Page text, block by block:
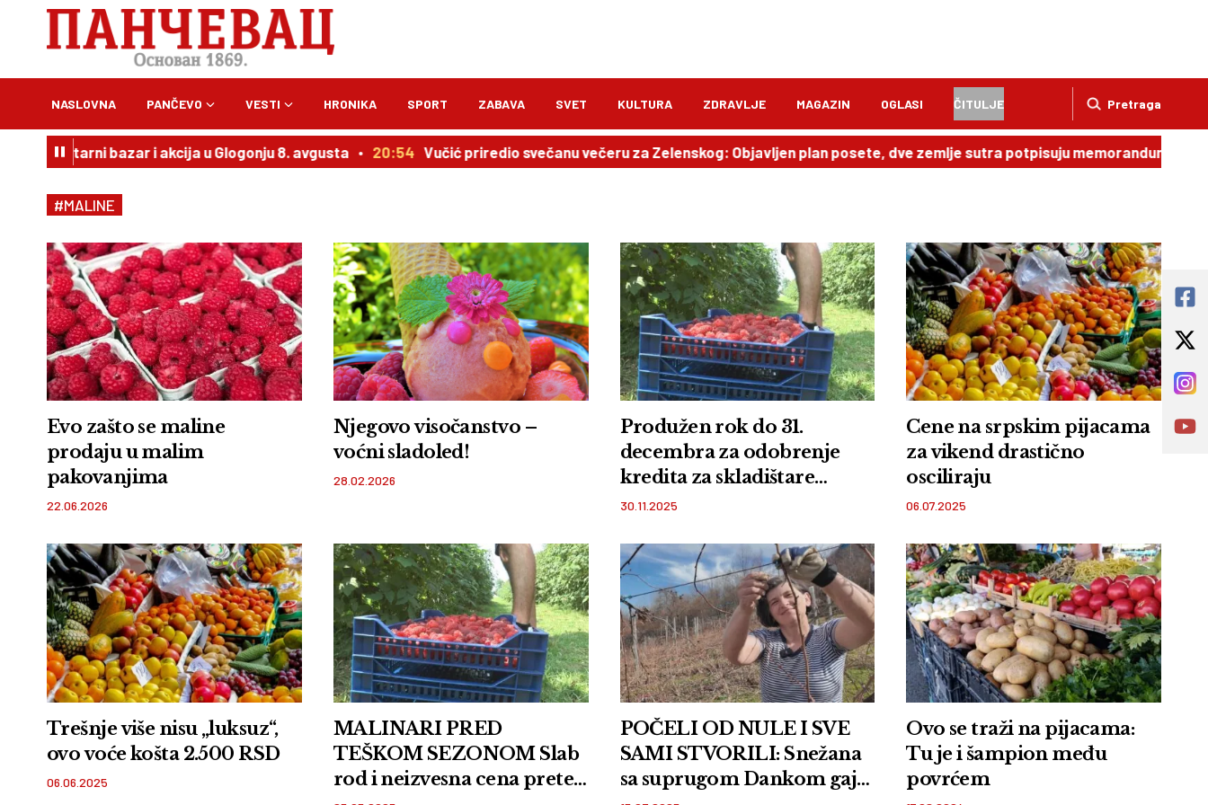
Pretraga
NASLOVNA PANČEVO VESTI HRONIKA SPORT ZABAVA SVET KULTURA ZDRAVLJE MAGAZIN OGLASI ČITULJE
bazar i akcija u Glogonju 8. avgusta 20:54 Vučić priredio svečanu večeru za Zelenskog: Objavljen plan posete, dve zemlje sutra potpisuju memorandum 20:49
#MALINE
Evo zašto se maline
prodaju u malim
pakovanjima
22.06.2026
Njegovo visočanstvo –
voćni sladoled!
28.02.2026
Produžen rok do 31.
decembra za odobrenje
kredita za skladištare
maline roda 2025.
30.11.2025
Cene na srpskim pijacama
za vikend drastično
osciliraju
06.07.2025
Trešnje više nisu „luksuz“,
ovo voće košta 2.500 RSD
06.06.2025
MALINARI PRED
TEŠKOM SEZONOM Slab
rod i neizvesna cena prete
POČELI OD NULE I SVE
SAMI STVORILI: Snežana
sa suprugom Dankom gaji
Ovo se traži na pijacama:
Tu je i šampion među
povrćem